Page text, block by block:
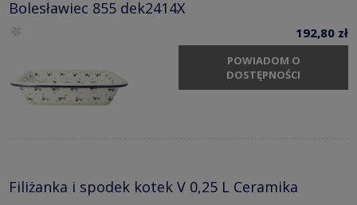
Bolesławiec 855 dek2414X
192,80 zł
POWIADOM O
DOSTĘPNOŚCI
Filiżanka i spodek kotek V 0,25 L Ceramika